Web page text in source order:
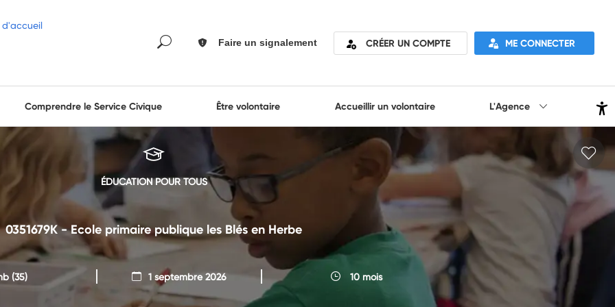
Faire un signalement CRÉER UN COMPTE ME CONNECTER
Comprendre le Service Civique Être volontaire Accueillir un volontaire L'Agence
ÉDUCATION POUR TOUS
0351679K - Ecole primaire publique les Blés en Herbe
(35) 1 septembre 2026 10 mois